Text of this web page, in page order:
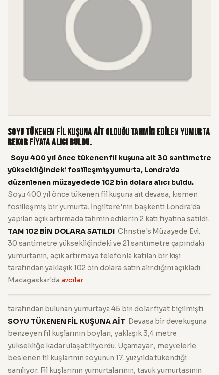
Soyu tükenen fil kuşuna ait olduğu tahmin edilen yumurta
rekor fiyata alıcı buldu.
Soyu 400 yıl önce tükenen fil kuşuna ait 30 santimetre
yüksekliğindeki fosilleşmiş yumurta, Londra'da
düzenlenen müzayedede 102 bin dolara alıcı buldu.
Soyu 400 yıl önce tükenen fil kuşuna ait devasa, kısmen
fosilleşmiş bir yumurta, İngiltere'nin başkenti Londra'da
yapılan açık artırmada tahmin edilenin 2 katı fiyatına satıldı.
TAM 102 BİN DOLARA SATILDI Christie's Müzayede Evi,
30 santimetre yüksekliğindeki ve 21 santimetre çapındaki
yumurtanın, açık artırmaya telefonla katılan bir kişi
tarafından yaklaşık 102 bin dolara satın alındığını açıkladı.
Madagaskar'da avcılar
tarafından bulunan yumurtaya 45 bin dolar fiyat biçilmişti.
SOYU TÜKENEN FİL KUŞUNA AİT Devasa bir devekuşuna
benzeyen fil kuşlarının boyları, yaklaşık 3,4 metre
yüksekliğe kadar ulaşabiliyordu. Uçamayan, meyvelerle
beslenen fil kuşlarının soyunun 17. yüzyılda tükendiği
sanılıyor. Fil kuşlarının yumurtalarının, tavuk yumurtasının